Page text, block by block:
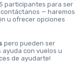
participantes para ser
— haremos
u ofrecer opciones
pero pueden ser
con vuelos u
de ayudarte!